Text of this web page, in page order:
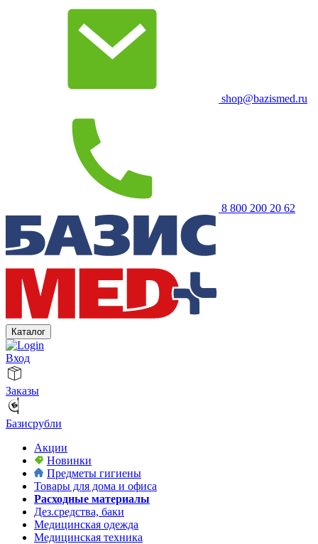
shop@bazismed.ru
8 800 200 20 62
Каталог
Вход
Заказы
Базисрубли
Акции
Новинки
Предметы гигиены
Товары для дома и офиса
Расходные материалы
Дез.средства, баки
Медицинская одежда
Медицинская техника